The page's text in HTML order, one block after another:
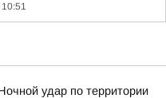
10:51
удар по территории